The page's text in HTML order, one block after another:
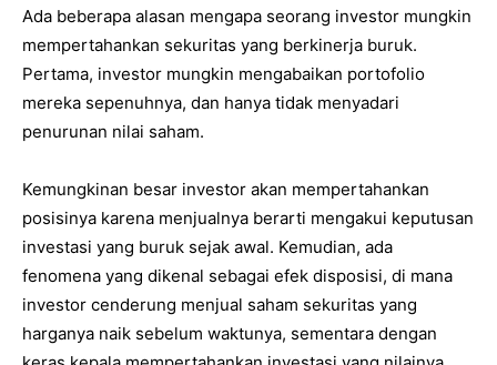
Ada beberapa alasan mengapa seorang investor mungkin
mempertahankan sekuritas yang berkinerja buruk.
Pertama, investor mungkin mengabaikan portofolio
mereka sepenuhnya, dan hanya tidak menyadari
penurunan nilai saham.
Kemungkinan besar investor akan mempertahankan
posisinya karena menjualnya berarti mengakui keputusan
investasi yang buruk sejak awal. Kemudian, ada
fenomena yang dikenal sebagai efek disposisi, di mana
investor cenderung menjual saham sekuritas yang
harganya naik sebelum waktunya, sementara dengan